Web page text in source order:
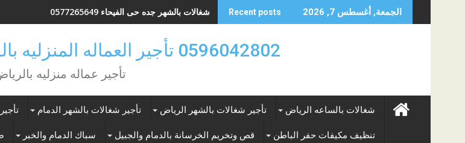
to
الجمعة, أغسطس 7, 2026 Recent posts شغالات بالشهر جده حى الفيحاء 0577265649
0596042802 تأجير العماله المنزليه بالساعه والشهر بالرياض
تأجير عماله منزليه
شغالات بالساعه الرياض تأجير شغالات بالشهر الرياض تأجير شغالات بالشهر الدمام
تنظيف مكيفات حفر الباطن قص وتخريم الخرسانة بالدمام والجبيل سباك الدمام والخبر